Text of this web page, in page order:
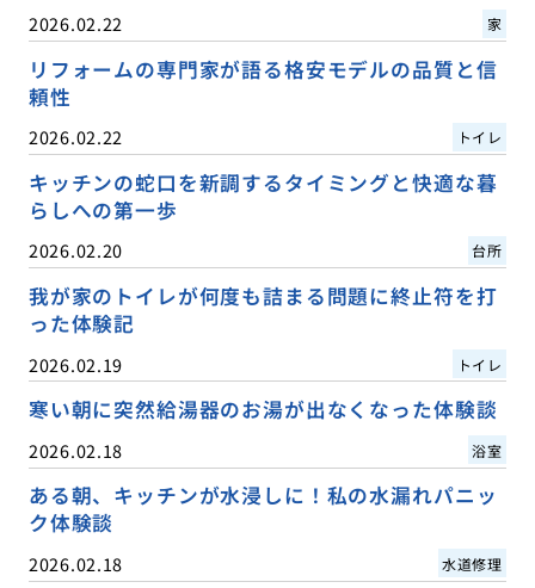
2026.02.22 家
リフォームの専門家が語る格安モデルの品質と信
頼性
2026.02.22 トイレ
キッチンの蛇口を新調するタイミングと快適な暮
らしへの第一歩
2026.02.20 台所
我が家のトイレが何度も詰まる問題に終止符を打
った体験記
2026.02.19 トイレ
寒い朝に突然給湯器のお湯が出なくなった体験談
2026.02.18 浴室
ある朝、キッチンが水浸しに！私の水漏れパニッ
ク体験談
2026.02.18 水道修理